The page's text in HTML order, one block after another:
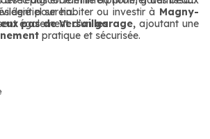
également d’ungarage, ajoutant une
pratique et sécurisée.
serein.
pour habiter ou investir à Magny-
pas de Versailles.